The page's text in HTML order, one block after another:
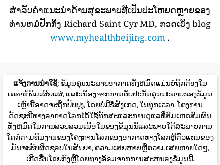
ສໍາລັບຄໍາແນະນໍາດ້ານສຸຂະພາບທີ່ເປັນປະໂຫຍດຫຼາຍຂອງ
ທ່ານຫມໍປັກກິ່ງ Richard Saint Cyr MD, ກວດເບິ່ງ blog
www.myhealthbeijing.com .
ແຈ້ງການນໍາໃຊ້: ຂໍ້ມູນຄຸນນະພາບອາກາດທັງຫມົດແມ່ນບໍ່ຖືກຕ້ອງໃນ
ເວລາທີ່ພິມເຜີຍແຜ່, ແລະເນື່ອງຈາກການຮັບປະກັນຄຸນນະພາບຂອງຂໍ້ມູນ
ເຫຼົ່ານີ້ອາດຈະຖືກປັບປຸງ, ໂດຍບໍ່ມີຂໍ້ສັງເກດ, ໃນທຸກເວລາ. ໂຄງການ
ດັດຊະນີທາງອາກາດໂລກໄດ້ໃຊ້ທັກສະແລະການດູແລທີ່ສົມເຫດສົມຜົນ
ທັງຫມົດໃນການລວບລວມເນື້ອໃນຂອງຂໍ້ມູນນີ້ແລະພາຍໃຕ້ສະພາບການ
ໃດກໍ່ຕາມທີມງານຂອງໂຄງການໂລກຂອງອາກາດທາງໂລກຫຼືຕົວແທນຂອງ
ມັນຈະຮັບຜິດຊອບໃນສັນຍາ, ຄວາມເສຍຫາຍຫຼືຄວາມເສຍຫາຍໃດໆ,
ເກີດຂື້ນໂດຍກົງຫຼືໂດຍທາງອ້ອມຈາກການສະຫນອງຂໍ້ມູນນີ້.